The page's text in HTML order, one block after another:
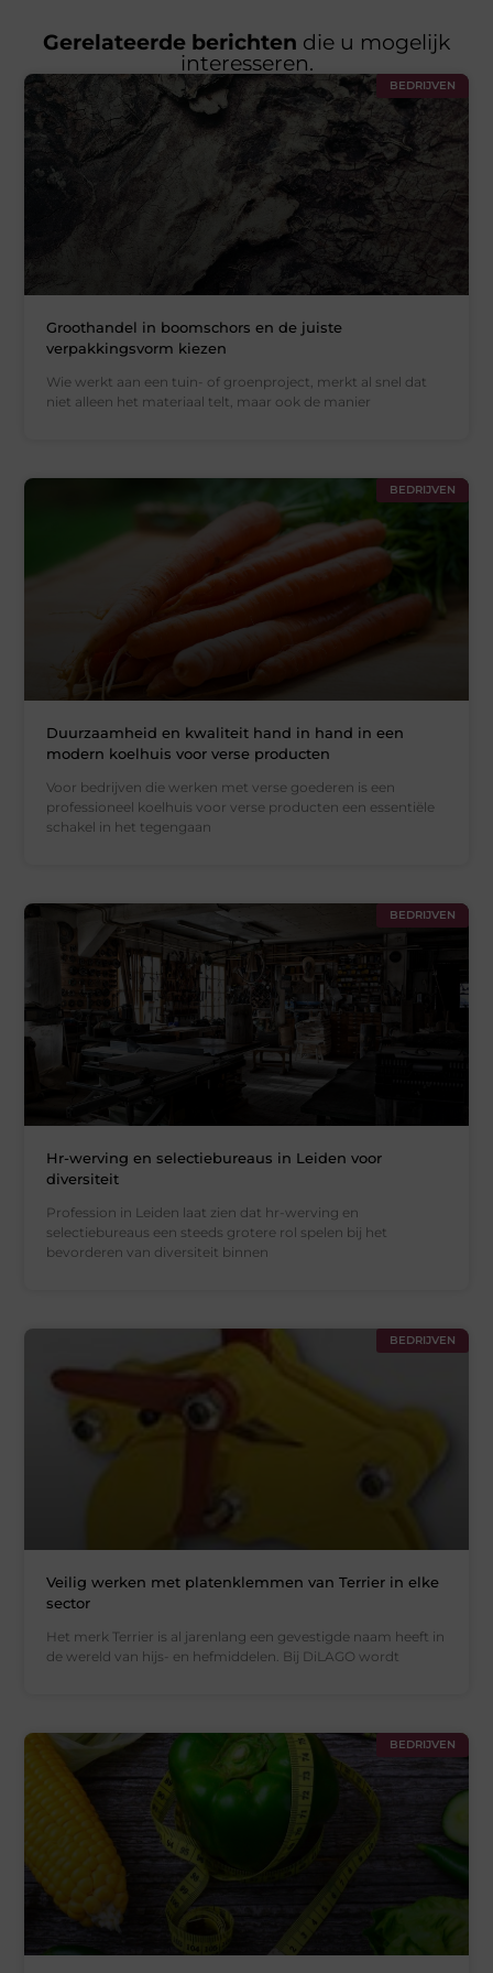
Gerelateerde berichten die u mogelijk
interesseren.
BEDRIJVEN
Groothandel in boomschors en de juiste
verpakkingsvorm kiezen
Wie werkt aan een tuin- of groenproject, merkt al snel dat
niet alleen het materiaal telt, maar ook de manier
BEDRIJVEN
Duurzaamheid en kwaliteit hand in hand in een
modern koelhuis voor verse producten
Voor bedrijven die werken met verse goederen is een
professioneel koelhuis voor verse producten een essentiële
schakel in het tegengaan
BEDRIJVEN
Hr-werving en selectiebureaus in Leiden voor
diversiteit
Profession in Leiden laat zien dat hr-werving en
selectiebureaus een steeds grotere rol spelen bij het
bevorderen van diversiteit binnen
BEDRIJVEN
Veilig werken met platenklemmen van Terrier in elke
sector
Het merk Terrier is al jarenlang een gevestigde naam heeft in
de wereld van hijs- en hefmiddelen. Bij DiLAGO wordt
BEDRIJVEN